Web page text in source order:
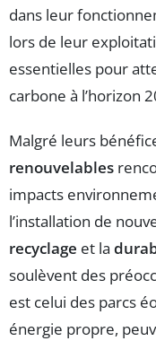
dans leur
lors de leur
essentielles pour
carbone à l’horizon
Malgré leurs
renouvelables
impacts
l’installation de
recyclage et la
soulèvent des
est celui des parcs
énergie propre,